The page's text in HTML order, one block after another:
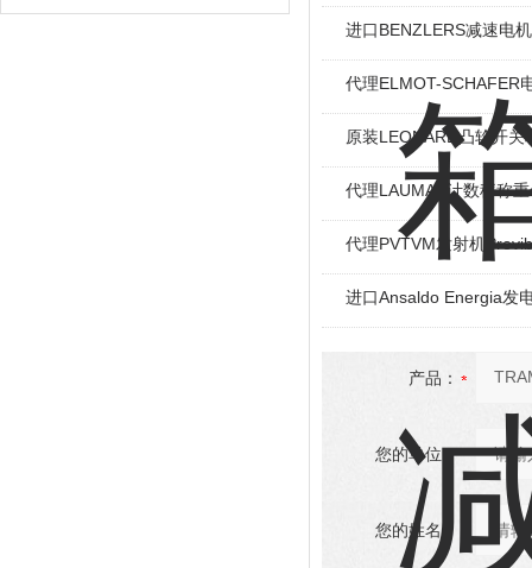
顶BD-58
进口BENZLERS减速电
代理ELMOT-SCHAFER
原装LEONARD凸轮开关
代理LAUMAS计数秤称
代理PVTVM发射机
进口Ansaldo Energia发
产品：
您的单位：
您的姓名：